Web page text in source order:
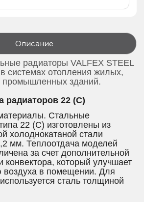
Описание
радиаторы VALFEX STEEL
системах отопления жилых,
промышленных зданий.
радиаторов 22 (C)
Стальные
22 (C) изготовлены из
холоднокатаной стали
мм. Теплоотдача моделей
за счет дополнительной
конвектора, который улучшает
воздуха в помещении. Для
сталь толщиной